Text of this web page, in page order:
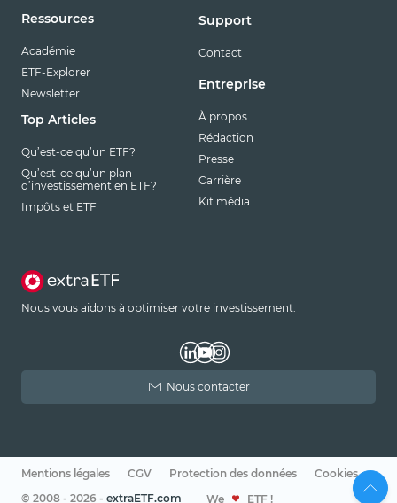
Ressources
Académie
ETF-Explorer
Newsletter
Top Articles
Qu’est-ce qu’un ETF?
Qu’est-ce qu’un plan
d’investissement en ETF?
Impôts et ETF
Support
Contact
Entreprise
À propos
Rédaction
Presse
Carrière
Kit média
Nous vous aidons à optimiser votre investissement.
Nous contacter
Mentions légales CGV Protection des données
Cookies
© 2008 - 2026 - extraETF.com We ETF !